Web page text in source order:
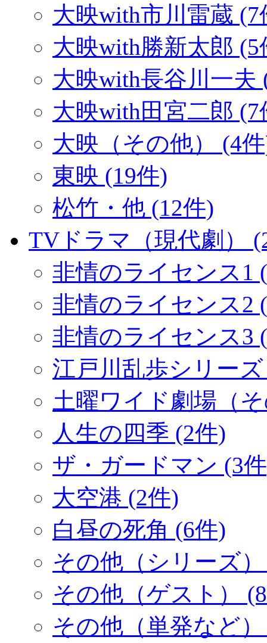
大映with市川雷蔵 (7
大映with勝新太郎 (5
大映with長谷川一夫
大映with田宮二郎 (7
大映（その他） (4
東映 (19件)
松竹・他 (12件)
TVドラマ（現代劇）
非情のライセンス1
非情のライセンス2
非情のライセンス3
江戸川乱歩シリー
土曜ワイド劇場（
人生の四季 (2件)
ザ・ガードマン (3
大空港 (2件)
白昼の死角 (6件)
その他（シリーズ
その他（ゲスト）
その他（単発など